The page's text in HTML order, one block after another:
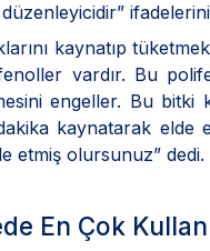
kaynatıp
vardır. Bu
engeller. Bu bitki
kaynatarak
etmiş olursunuz” dedi.
En Çok